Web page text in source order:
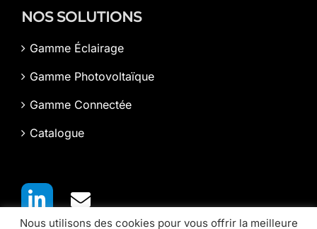
NOS SOLUTIONS
Gamme Éclairage
Gamme Photovoltaïque
Gamme Connectée
Catalogue
Nous utilisons des cookies pour vous offrir la meilleure